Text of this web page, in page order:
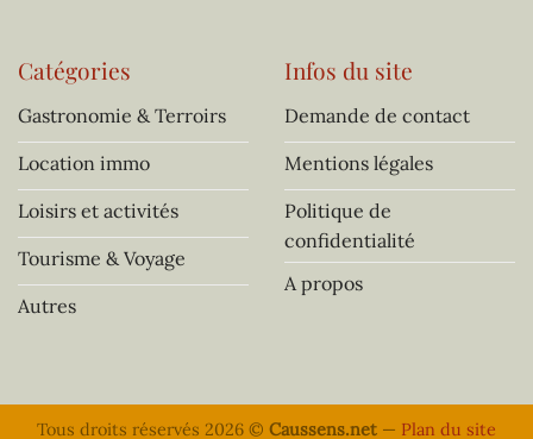
Catégories
Gastronomie & Terroirs
Location immo
Loisirs et activités
Tourisme & Voyage
Autres
Infos du site
Demande de contact
Mentions légales
Politique de
confidentialité
A propos
Tous droits réservés 2026 © Caussens.net — Plan du site